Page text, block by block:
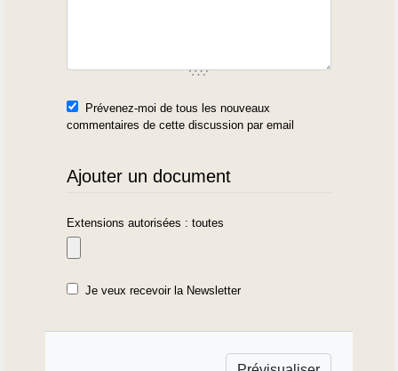
Prévenez-moi de tous les nouveaux
commentaires de cette discussion par email
Ajouter un document
Extensions autorisées : toutes
Je veux recevoir la Newsletter